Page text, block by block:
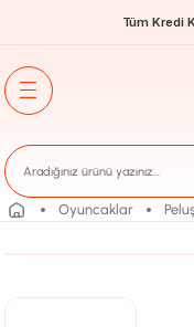
Tüm Kredi
Oyuncaklar